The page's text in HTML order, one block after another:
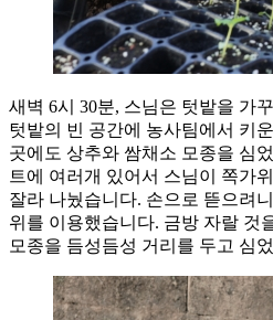
새벽 6시 30분, 스님은 텃밭을 가
텃밭의 빈 공간에 농사팀에서 키
곳에도 상추와 쌈채소 모종을 심
트에 여러개 있어서 스님이 쪽가
잘라 나눴습니다. 손으로 뜯으려
위를 이용했습니다. 금방 자랄 것
모종을 듬성듬성 거리를 두고 심